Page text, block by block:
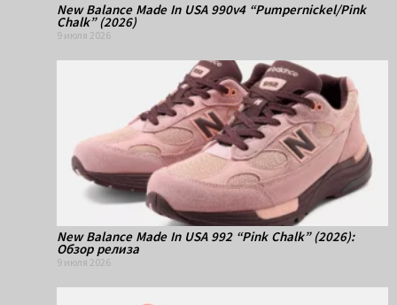
New Balance Made In USA 990v4 “Pumpernickel/Pink
Chalk” (2026)
9 июля 2026
New Balance Made In USA 992 “Pink Chalk” (2026):
Обзор релиза
9 июля 2026